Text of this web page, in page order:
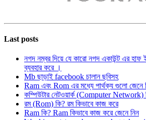
Last posts
নগদ নম্বর দিয়ে যে কারো নগদ একাউন্ট এর
ব্যবহার করে ।
Mb ছাড়াই facebook চালান ছবিসহ
Ram এবং Rom এর মধ্যে পার্থক্য গুলো জেনে
কম্পিউটার নেটওয়ার্ক (Computer Network)
রম (Rom) কি? রম কিভাবে কাজ করে
Ram কি? Ram কিভাবে কাজ করে জেনে নিন